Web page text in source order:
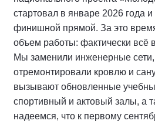
стартовал в январе 2026 года
финишной прямой. За это
объем работы: фактически всё
Мы заменили инженерные
отремонтировали кровлю и
вызывают обновленные
спортивный и актовый залы, а
надеемся, что к первому